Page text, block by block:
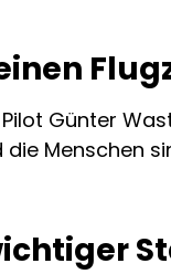
Günter
die Menschen